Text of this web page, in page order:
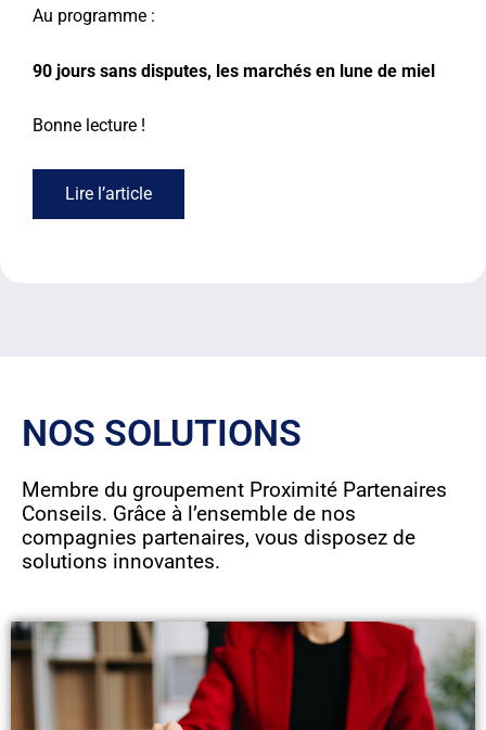
Au programme :
90 jours sans disputes, les marchés en lune de miel​
Bonne lecture !
Lire l’article
NOS SOLUTIONS
Membre du groupement Proximité Partenaires
Conseils. Grâce à l’ensemble de nos
compagnies partenaires, vous disposez de
solutions innovantes.